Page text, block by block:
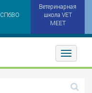
СПбВО
Ветеринарная
школа VET
MEET
Toggler